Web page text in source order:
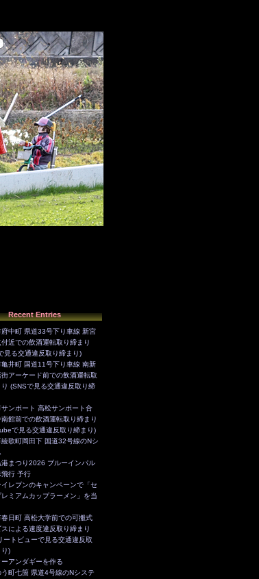
Recent Entries
府中町 県道33号下り車線 新宮
近での飲酒運転取り締まり
見る交通違反取り締まり)
亀井町 国道11号下り車線 南新
アーケード前での飲酒運転取
り (SNSで見る交通違反取り締
サンポート 高松サンポート合
南館前での飲酒運転取り締まり
で見る交通違反取り締まり)
綾歌町岡田下 国道32号線のNシ
港まつり2026 ブルーインパル
飛行 予行
レブンのキャンペーンで「セ
レミアムカップラーメン」を当
春日町 高松大学前での可搬式
スによる速度違反取り締まり
ートビューで見る交通違反取
り)
アンダギーを作る
う町七箇 県道4号線のNシステ